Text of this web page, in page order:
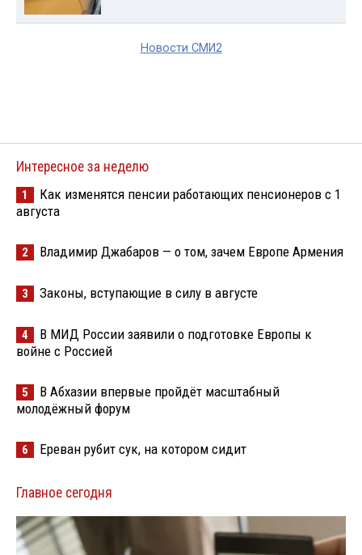
Новости СМИ2
Интересное за неделю
1
Как изменятся пенсии работающих пенсионеров с 1
августа
2 Владимир Джабаров — о том, зачем Европе Армения
3 Законы, вступающие в силу в августе
4
В МИД России заявили о подготовке Европы к
войне с Россией
5
В Абхазии впервые пройдёт масштабный
молодёжный форум
6 Ереван рубит сук, на котором сидит
Главное сегодня